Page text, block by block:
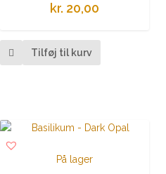
kr. 20,00
Tilføj til kurv
På lager